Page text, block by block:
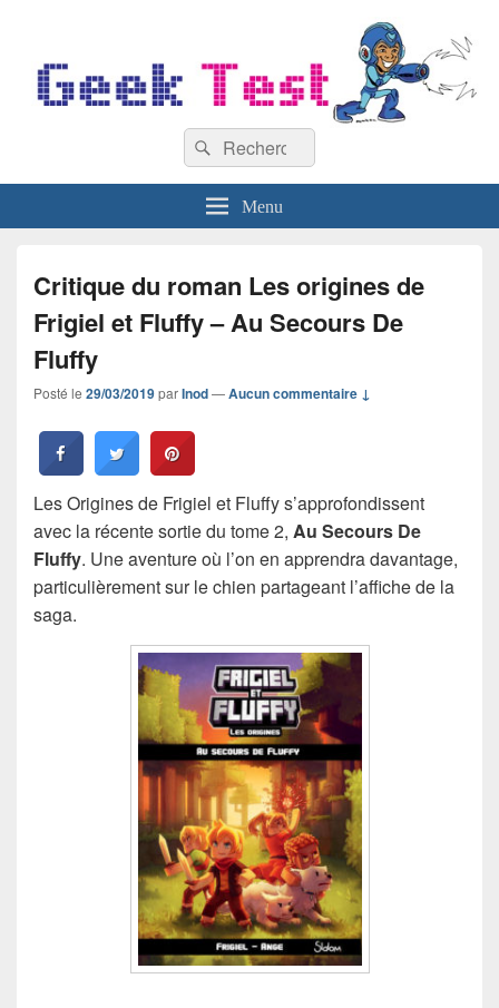
Recherche :
Rechercher
Menu
Critique du roman Les origines de
Frigiel et Fluffy – Au Secours De
Fluffy
Posté le 29/03/2019parInod—Aucun commentaire ↓
Les Origines de Frigiel et Fluffy s’approfondissent
avec la récente sortie du tome 2, Au Secours De
Fluffy. Une aventure où l’on en apprendra davantage,
particulièrement sur le chien partageant l’affiche de la
saga.